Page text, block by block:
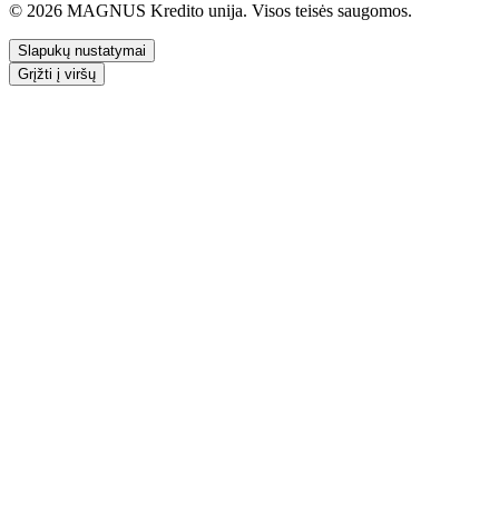
© 2026 MAGNUS Kredito unija. Visos teisės saugomos.
Slapukų nustatymai
Grįžti į viršų